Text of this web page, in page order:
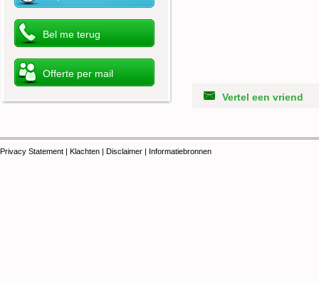
Vertel een vriend
Privacy Statement | Klachten | Disclaimer | Informatiebronnen